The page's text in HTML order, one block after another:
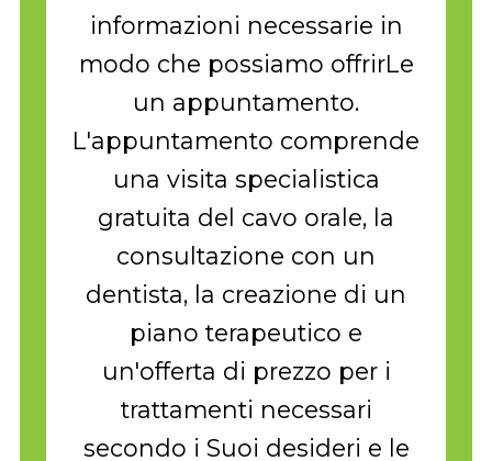
informazioni necessarie in
modo che possiamo offrirLe
un appuntamento.
L'appuntamento comprende
una visita specialistica
gratuita del cavo orale, la
consultazione con un
dentista, la creazione di un
piano terapeutico e
un'offerta di prezzo per i
trattamenti necessari
secondo i Suoi desideri e le